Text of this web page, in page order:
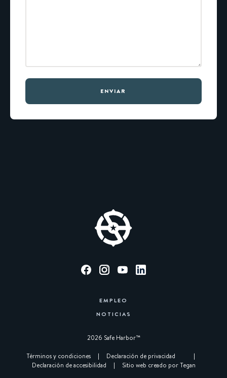
ENVIAR
EMPLEO
NOTICIAS
2026 Safe Harbor™︎
Términos y condiciones
| Declaración de privacidad
|
Declaración de accesibilidad
| Sitio web creado por Tegan